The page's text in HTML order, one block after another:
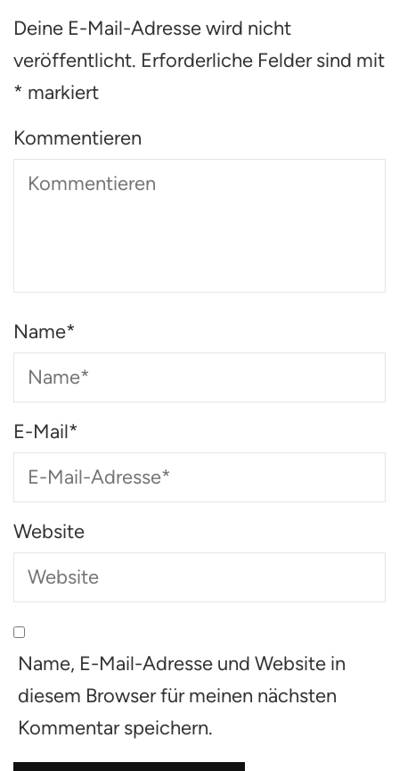
Deine E-Mail-Adresse wird nicht
veröffentlicht. Erforderliche Felder sind mit
* markiert
Kommentieren
Name*
E-Mail*
Website
Name, E-Mail-Adresse und Website in
diesem Browser für meinen nächsten
Kommentar speichern.